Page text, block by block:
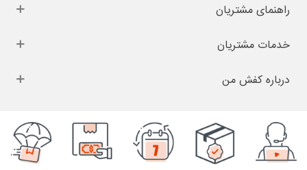
راهنمای مشتریان
خدمات مشتریان
درباره کفش من